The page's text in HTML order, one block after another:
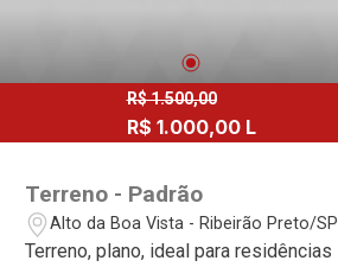
R$ 1.500,00
R$ 1.000,00 L
Terreno - Padrão
Alto da Boa Vista - Ribeirão Preto/SP
Terreno, plano, ideal para residências